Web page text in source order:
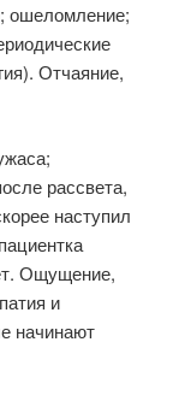
ошеломление;
Отчаяние,
рассвета,
наступил
Ощущение,
и
начинают